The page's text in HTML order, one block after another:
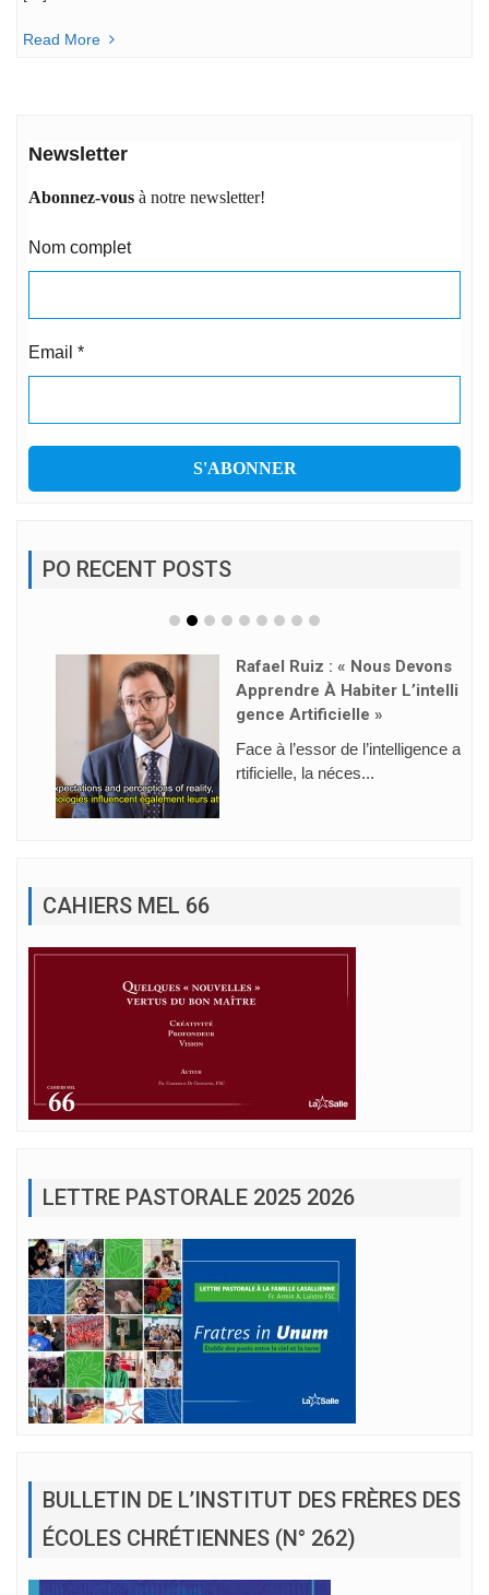
Read More
Newsletter
Abonnez-vous à notre newsletter!
Nom complet
Email *
PO RECENT POSTS
Rafael Ruiz : « Nous Devons
Apprendre À Habiter L’intelli
Gence Artificielle »
Face à l’essor de l’intelligence a
rtificielle, la néces...
CAHIERS MEL 66
LETTRE PASTORALE 2025 2026
BULLETIN DE L’INSTITUT DES FRÈRES DES
ÉCOLES CHRÉTIENNES (N° 262)